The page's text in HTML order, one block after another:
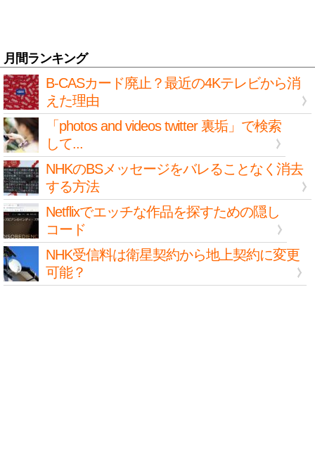
月間ランキング
B-CASカード廃止？最近の4Kテレビから消
えた理由
「photos and videos twitter 裏垢」で検索
して...
NHKのBSメッセージをバレることなく消去
する方法
Netflixでエッチな作品を探すための隠し
コード
NHK受信料は衛星契約から地上契約に変更
可能？